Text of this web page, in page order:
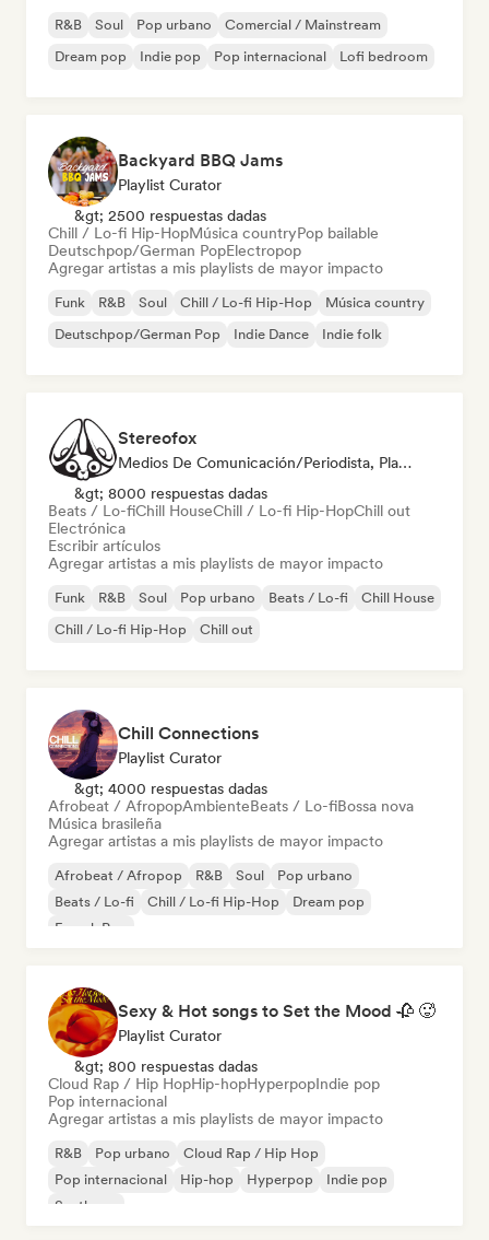
R&B Soul Pop urbano
Comercial / Mainstream
Dream pop
Indie pop Pop internacional Lofi bedroom
Backyard BBQ Jams
Playlist Curator
&gt; 2500 respuestas dadas
Chill / Lo-fi Hip-HopMúsica countryPop bailable
Deutschpop/German PopElectropop
Agregar artistas a mis playlists de mayor impacto
Funk R&B Soul Chill / Lo-fi Hip-Hop
Música country
Deutschpop/German Pop
Indie Dance Indie folk
Stereofox
Medios De Comunicación/Periodista, Playlist Curator
&gt; 8000 respuestas dadas
Beats / Lo-fiChill HouseChill / Lo-fi Hip-HopChill out
Electrónica
Escribir artículos
Agregar artistas a mis playlists de mayor impacto
Funk R&B Soul Pop urbano Beats / Lo-fi
Chill House
Chill / Lo-fi Hip-Hop
Chill out
Chill Connections
Playlist Curator
&gt; 4000 respuestas dadas
Afrobeat / AfropopAmbienteBeats / Lo-fiBossa nova
Música brasileña
Agregar artistas a mis playlists de mayor impacto
Afrobeat / Afropop R&B Soul
Pop urbano
Beats / Lo-fi
Chill / Lo-fi Hip-Hop
Dream pop
French Pop
Sexy & Hot songs to Set the Mood 🥀 🥵
Playlist Curator
&gt; 800 respuestas dadas
Cloud Rap / Hip HopHip-hopHyperpopIndie pop
Pop internacional
Agregar artistas a mis playlists de mayor impacto
R&B Pop urbano
Cloud Rap / Hip Hop
Pop internacional
Hip-hop Hyperpop
Indie pop
Synthpop